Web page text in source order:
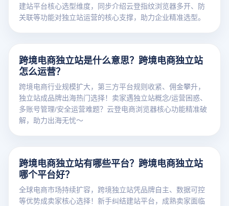
建站平台核心选型维度，同步介绍云登指纹浏览器多开、防
关联等功能对独立站运营的核心支撑，助力企业精准选型。
跨境电商独立站是什么意思？跨境电商独立站
怎么运营？
跨境电商行业规模扩大，第三方平台规则收紧、佣金攀升，
独立站成品牌出海热门选择！卖家遇独立站概念/运营困惑、
多账号管理/安全运营难题？云登电商浏览器核心功能精准破
解，助力出海无忧～
跨境电商独立站有哪些平台？跨境电商独立站
哪个平台好？
全球电商市场持续扩容，跨境独立站凭品牌自主、数据可控
等优势成卖家核心选择！新手纠结建站平台，成熟卖家面临